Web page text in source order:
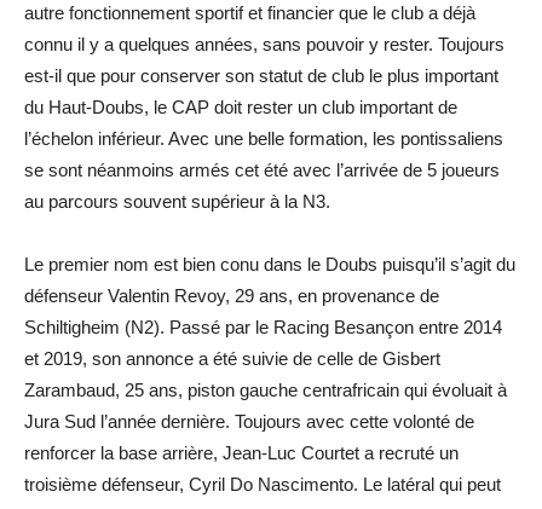
autre fonctionnement sportif et financier que le club a déjà
connu il y a quelques années, sans pouvoir y rester. Toujours
est-il que pour conserver son statut de club le plus important
du Haut-Doubs, le CAP doit rester un club important de
l’échelon inférieur. Avec une belle formation, les pontissaliens
se sont néanmoins armés cet été avec l’arrivée de 5 joueurs
au parcours souvent supérieur à la N3.
Le premier nom est bien conu dans le Doubs puisqu’il s’agit du
défenseur Valentin Revoy, 29 ans, en provenance de
Schiltigheim (N2). Passé par le Racing Besançon entre 2014
et 2019, son annonce a été suivie de celle de Gisbert
Zarambaud, 25 ans, piston gauche centrafricain qui évoluait à
Jura Sud l’année dernière. Toujours avec cette volonté de
renforcer la base arrière, Jean-Luc Courtet a recruté un
troisième défenseur, Cyril Do Nascimento. Le latéral qui peut